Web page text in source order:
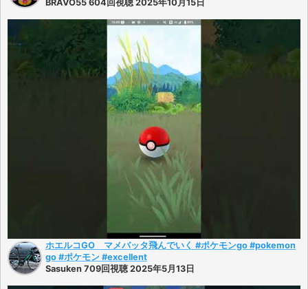
BRAVO55 604回視聴 2025年10月15日
ホエルコGO マメバッタ飛んでいく #ポケモンgo #pokemon
go #ポケモン #excellent
Sasuken 709回視聴 2025年5月13日